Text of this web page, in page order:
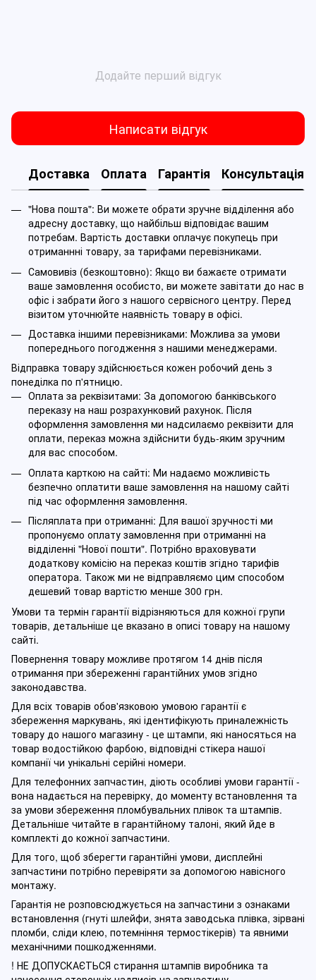
Додайте перший відгук
Написати відгук
Доставка Оплата Гарантія Консультація
"Нова пошта": Ви можете обрати зручне відділення або
адресну доставку, що найбільш відповідає вашим
потребам. Вартість доставки оплачує покупець при
отриманнні товару, за тарифами перевізниками.
Самовивіз (безкоштовно): Якщо ви бажаєте отримати
ваше замовлення особисто, ви можете завітати до нас в
офіс і забрати його з нашого сервісного центру. Перед
візитом уточнюйте наявність товару в офісі.
Доставка іншими перевізниками: Можлива за умови
попереднього погодження з нашими менеджерами.
Відправка товару здійснюється кожен робочий день з
понеділка по п'ятницю.
Оплата за реквізитами: За допомогою банківського
переказу на наш розрахунковий рахунок. Після
оформлення замовлення ми надсилаємо реквізити для
оплати, переказ можна здійснити будь-яким зручним
для вас способом.
Оплата карткою на сайті: Ми надаємо можливість
безпечно оплатити ваше замовлення на нашому сайті
під час оформлення замовлення.
Післяплата при отриманні: Для вашої зручності ми
пропонуємо оплату замовлення при отриманні на
відділенні "Нової пошти". Потрібно враховувати
додаткову комісію на переказ коштів згідно тарифів
оператора. Також ми не відправляємо цим способом
дешевий товар вартістю менше 300 грн.
Умови та термін гарантії відрізняються для кожної групи
товарів, детальніше це вказано в описі товару на нашому
сайті.
Повернення товару можливе протягом 14 днів після
отримання при збереженні гарантійних умов згідно
законодавства.
Для всіх товарів обов'язковою умовою гарантії є
збереження маркувань, які ідентифікують приналежність
товару до нашого магазину - це штампи, які наносяться на
товар водостійкою фарбою, відповідні стікера нашої
компанії чи унікальні серійні номери.
Для телефонних запчастин, діють особливі умови гарантії -
вона надається на перевірку, до моменту встановлення та
за умови збереження пломбувальних плівок та штампів.
Детальніше читайте в гарантійному талоні, який йде в
комплекті до кожної запчастини.
Для того, щоб зберегти гарантійні умови, дисплейні
запчастини потрібно перевіряти за допомогою навісного
монтажу.
Гарантія не розповсюджується на запчастини з ознаками
встановлення (гнуті шлейфи, знята заводська плівка, зірвані
пломби, сліди клею, потемніння термостікерів) та явними
механічними пошкодженнями.
! НЕ ДОПУСКАЄТЬСЯ стирання штампів виробника та